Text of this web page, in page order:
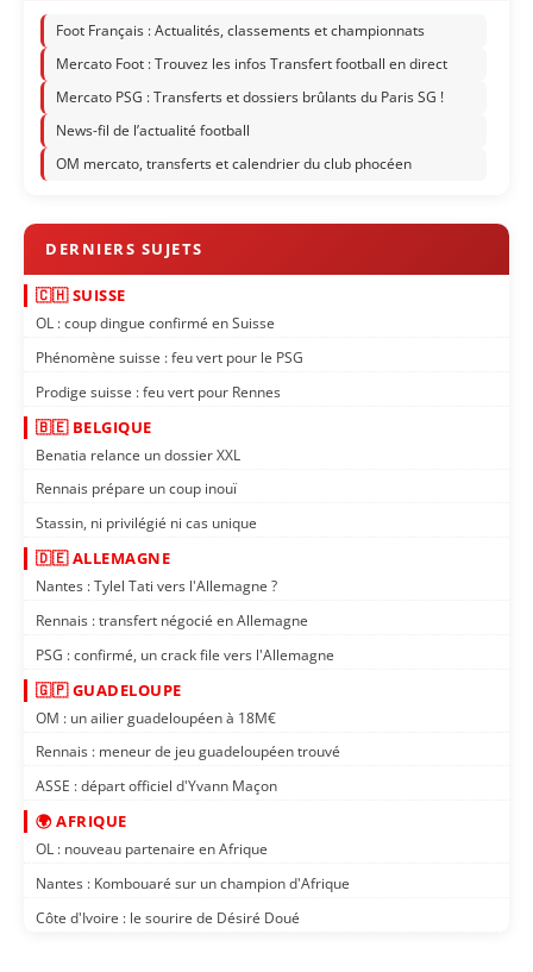
Foot Français : Actualités, classements et championnats
Mercato Foot : Trouvez les infos Transfert football en direct
Mercato PSG : Transferts et dossiers brûlants du Paris SG !
News-fil de l’actualité football
OM mercato, transferts et calendrier du club phocéen
🇨🇭 SUISSE
OL : coup dingue confirmé en Suisse
Phénomène suisse : feu vert pour le PSG
Prodige suisse : feu vert pour Rennes
🇧🇪 BELGIQUE
Benatia relance un dossier XXL
Rennais prépare un coup inouï
Stassin, ni privilégié ni cas unique
🇩🇪 ALLEMAGNE
Nantes : Tylel Tati vers l'Allemagne ?
Rennais : transfert négocié en Allemagne
PSG : confirmé, un crack file vers l'Allemagne
🇬🇵 GUADELOUPE
OM : un ailier guadeloupéen à 18M€
Rennais : meneur de jeu guadeloupéen trouvé
ASSE : départ officiel d'Yvann Maçon
🌍 AFRIQUE
OL : nouveau partenaire en Afrique
Nantes : Kombouaré sur un champion d'Afrique
Côte d'Ivoire : le sourire de Désiré Doué